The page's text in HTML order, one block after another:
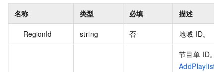
名称 类型 必填 描述
RegionId string 否 地域 ID。
节目单 ID。